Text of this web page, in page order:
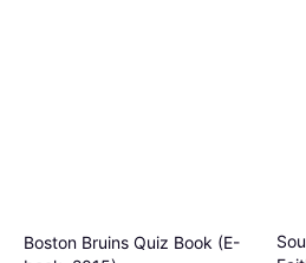
Boston Bruins Quiz Book (E-